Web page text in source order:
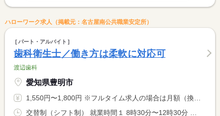
ハローワーク求人（掲載元：名古屋南公共職業安定所）
パート・アルバイト
歯科衛生士／働き方は柔軟に対応可
渡辺歯科
愛知県豊明市
1,550円〜1,800円 ※フルタイム求人の場合は月額（換算額）、パート求人の場合は時間額を表示しています。